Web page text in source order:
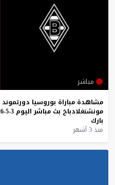
مباشر
مشاهدة مباراة بوروسيا دورتموند
مونشنغلادباخ بث مباشر اليوم 3-5-2026
بارك
منذ 3 أشهر